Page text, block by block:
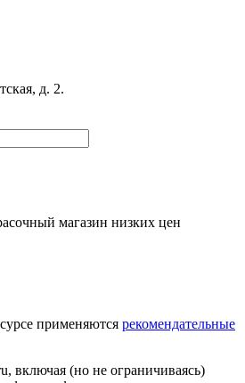
д. 2.
магазин низких цен
применяются рекомендательные
включая (но не ограничиваясь)